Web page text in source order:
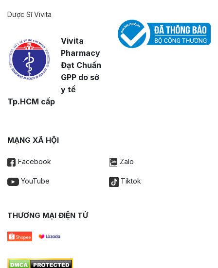
Dược Sĩ Vivita
Vivita
Pharmacy
Đạt Chuẩn
GPP do sở
y tế
Tp.HCM cấp
MẠNG XÃ HỘI
Facebook Zalo
YouTube Tiktok
THƯƠNG MẠI ĐIỆN TỬ